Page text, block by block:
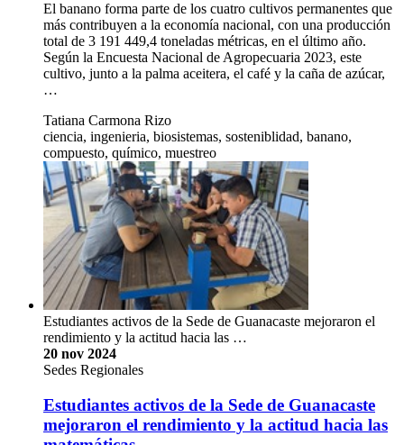
El banano forma parte de los cuatro cultivos permanentes que
más contribuyen a la economía nacional, con una producción
total de 3 191 449,4 toneladas métricas, en el último año.
Según la Encuesta Nacional de Agropecuaria 2023, este
cultivo, junto a la palma aceitera, el café y la caña de azúcar,
…
Tatiana Carmona Rizo
ciencia, ingenieria, biosistemas, sosteniblidad, banano,
compuesto, químico, muestreo
Estudiantes activos de la Sede de Guanacaste mejoraron el
rendimiento y la actitud hacia las …
20 nov 2024
Sedes Regionales
Estudiantes activos de la Sede de Guanacaste
mejoraron el rendimiento y la actitud hacia las